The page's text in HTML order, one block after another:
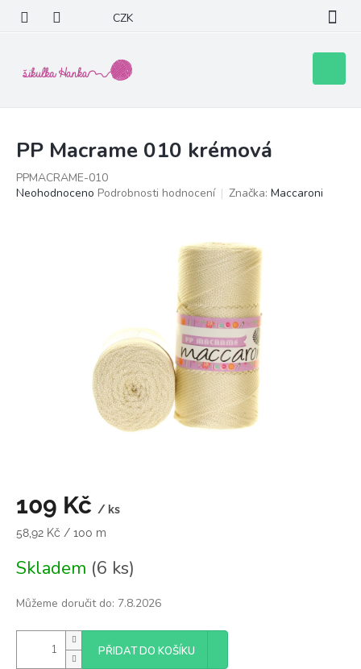
obsah
CZK
košík
PP Macrame 010 krémová
PPMACRAME-010
Průměrné
Neohodnoceno Podrobnosti hodnocení Značka: Maccaroni
109 Kč / ks
Měrná
58,92 Kč / 100 m
Skladem (6 ks)
Můžeme doručit do: 7.8.2026
PŘIDAT DO KOŠÍKU